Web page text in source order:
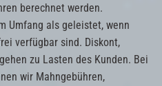
berechnet werden.
Umfang als geleistet, wenn
verfügbar sind. Diskont,
zu Lasten des Kunden. Bei
wir Mahngebühren,